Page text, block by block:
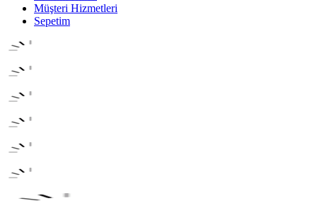
Müşteri Hizmetleri
Sepetim